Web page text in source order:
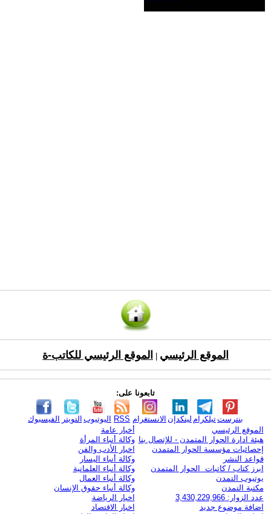
الموقع الرئيسي الموقع الرئيسي للكاتب-ة
تابعونا على:
الفيسبوك التويتر اليوتيوب RSS الانستغرام لينكدإن تيلكرامبنترست
الموقع الرئيسي
هيئة ادارة الحوار المتمدن - للإتصال بنا
إحصائيات مؤسسة الحوار المتمدن
قواعد النشر
ابرز كتاب / كاتبات الحوار المتمدن
يوتيوب التمدن
مكتبة التمدن
عدد الزوار: 3,430,229,966
اضافة موضوع جديد
أخبار عامة
وكالة أنباء المرأة
اخبار الأدب والفن
وكالة أنباء اليسار
وكالة أنباء العلمانية
وكالة أنباء العمال
وكالة أنباء حقوق الإنسان
اخبار الرياضة
اخبار الاقتصاد